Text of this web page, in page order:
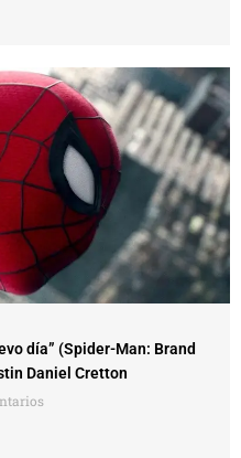
día” (Spider-Man: Brand
Daniel Cretton